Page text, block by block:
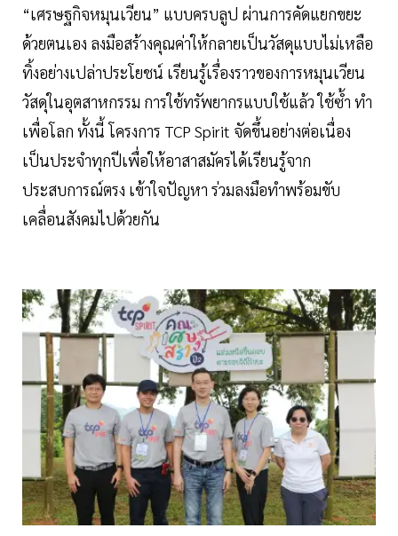
“เศรษฐกิจหมุนเวียน” แบบครบลูป ผ่านการคัดแยกขยะ
ด้วยตนเอง ลงมือสร้างคุณค่าให้กลายเป็นวัสดุแบบไม่เหลือ
ทิ้งอย่างเปล่าประโยชน์ เรียนรู้เรื่องราวของการหมุนเวียน
วัสดุในอุตสาหกรรม การใช้ทรัพยากรแบบใช้แล้ว ใช้ซ้ำ ทำ
เพื่อโลก ทั้งนี้ โครงการ TCP Spirit จัดขึ้นอย่างต่อเนื่อง
เป็นประจำทุกปีเพื่อให้อาสาสมัครได้เรียนรู้จาก
ประสบการณ์ตรง เข้าใจปัญหา ร่วมลงมือทำพร้อมขับ
เคลื่อนสังคมไปด้วยกัน